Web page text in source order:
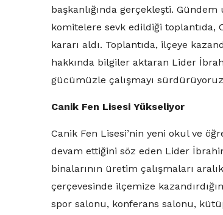
başkanlığında gerçekleşti.
komitelere sevk edildiği toplantıda,
kararı aldı. Toplantıda, ilçeye
hakkında bilgiler aktaran Lider
gücümüzle çalışmayı
Canik Fen Lisesi Yükseliyor
Canik Fen Lisesi’nin yeni okul ve
devam ettiğini söz eden Lider
binalarının üretim çalışmaları
çerçevesinde ilçemize
spor salonu, konferans salonu,